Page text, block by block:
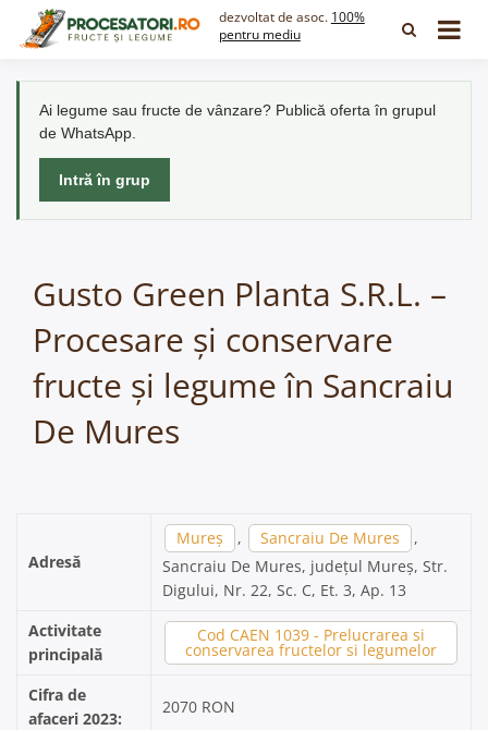
dezvoltat de asoc. 100%
pentru mediu
Ai legume sau fructe de vânzare? Publică oferta în grupul
de WhatsApp.
Intră în grup
Gusto Green Planta S.R.L. –
Procesare și conservare
fructe și legume în Sancraiu
De Mures
Adresă
Mureș , Sancraiu De Mures
,
Sancraiu De Mures, județul Mureș, Str.
Digului, Nr. 22, Sc. C, Et. 3, Ap. 13
Activitate
principală
Cod CAEN 1039 - Prelucrarea si
conservarea fructelor si legumelor
Cifra de
afaceri 2023:
2070 RON